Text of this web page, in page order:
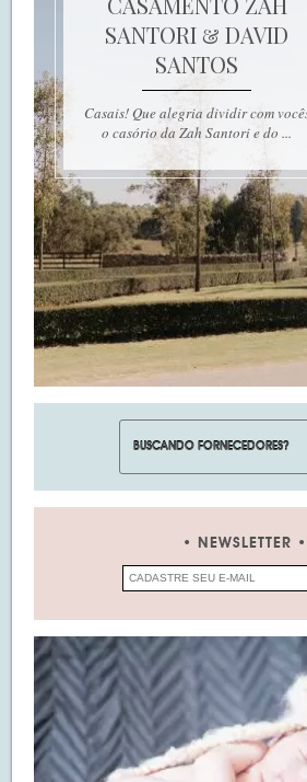
SANTORI & DAVID
SANTOS
Casais! Que alegria dividir com
o casório da Zah Santori e do ...
NEWSLETTER